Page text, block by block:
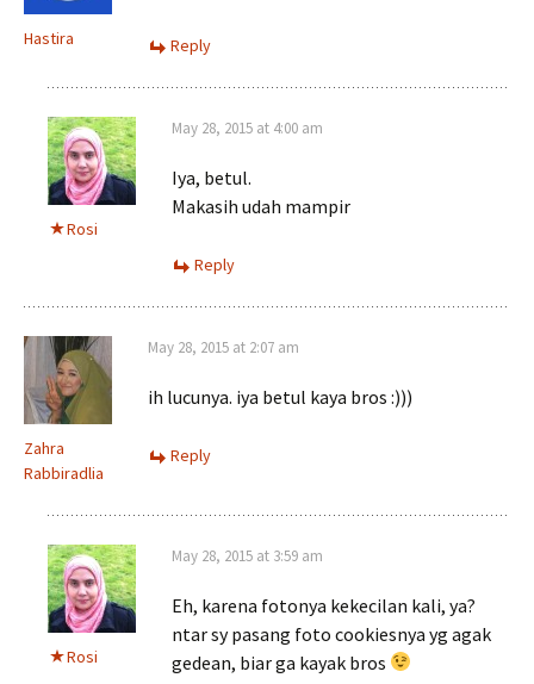
Hastira Reply
Rosi
May 28, 2015 at 4:00 am
Iya, betul.
Makasih udah mampir
Reply
Zahra
Rabbiradlia
May 28, 2015 at 2:07 am
ih lucunya. iya betul kaya bros :)))
Reply
Rosi
May 28, 2015 at 3:59 am
Eh, karena fotonya kekecilan kali, ya?
ntar sy pasang foto cookiesnya yg agak
gedean, biar ga kayak bros